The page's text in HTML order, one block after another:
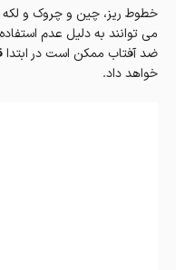
خطوط ریز، چین و چروک و
می توانند به دلیل عدم
ضد آفتاب ممکن است در ابتدا
خواهد داد.